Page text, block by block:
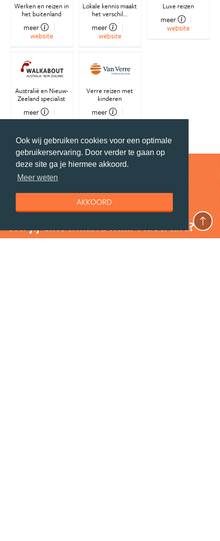
Ook wij gebruiken cookies voor een optimale
gebruikerservaring. Door verder te gaan op
deze site ga je hiermee akkoord.
Meer weten
AKKOORD
Werken en reizen in
het buitenland
meer
website
Lokale kennis maakt
het verschil...
meer
website
Luxe reizen
meer
website
Australië en Nieuw-
Zeeland specialist
meer
website
Verre reizen met
kinderen
meer
website
Stay tuned
Wil jij elke maand naar Australië?